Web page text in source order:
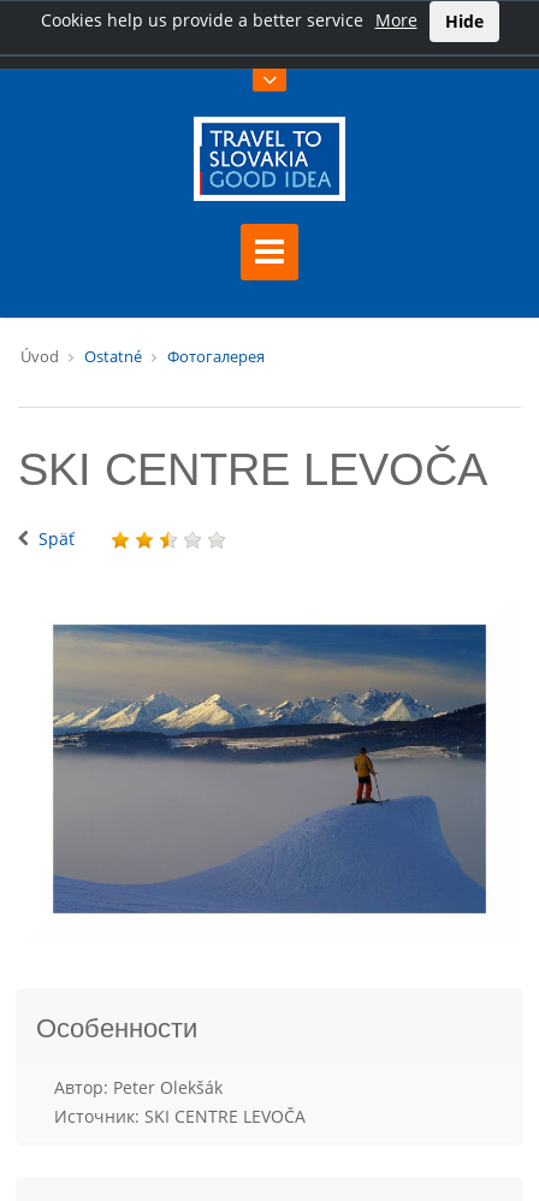
Cookies help us provide a better service More Hide
Úvod Ostatné Фотогалерея
SKI CENTRE LEVOČA
Späť
Особенности
Aвтор: Peter Olekšák
Источник: SKI CENTRE LEVOČA